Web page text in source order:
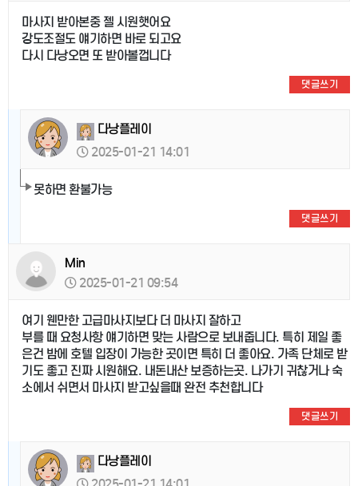
마사지 받아본중 젤 시원햇어요
강도조절도 얘기하면 바로 되고요
다시 다낭오면 또 받아볼껍니다
댓글쓰기
다낭플레이
2025-01-21 14:01
못하면 환불가능
댓글쓰기
Min
2025-01-21 09:54
여기 웬만한 고급마사지보다 더 마사지 잘하고
부를 때 요청사항 얘기하면 맞는 사람으로 보내줍니다. 특히 제일 좋
은건 밤에 호텔 입장이 가능한 곳이면 특히 더 좋아요. 가족 단체로 받
기도 좋고 진짜 시원해요. 내돈내산 보증하는곳. 나가기 귀찮거나 숙
소에서 쉬면서 마사지 받고싶을때 완전 추천합니다
댓글쓰기
다낭플레이